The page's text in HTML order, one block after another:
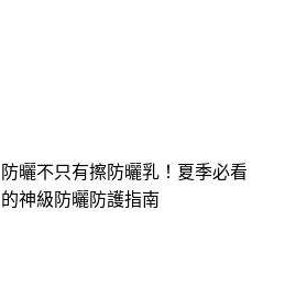
防曬不只有擦防曬乳！夏季必看
的神級防曬防護指南